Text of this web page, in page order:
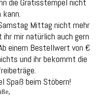
Mittag nicht mehr
mir natürlich auch gern
einem Bestellwert von €
und ihr bekommt die
Spaß beim Stöbern!